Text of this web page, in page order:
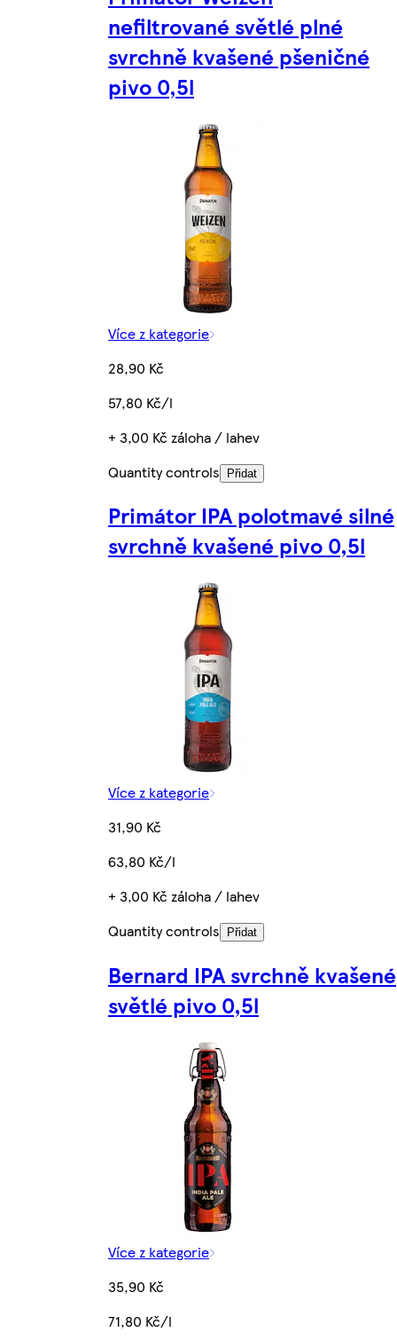
nefiltrované světlé plné
svrchně kvašené pšeničné
pivo 0,5l
Více z kategorie
28,90 Kč
57,80 Kč/l
+ 3,00 Kč záloha / lahev
Quantity controls
Přidat
Primátor IPA polotmavé silné
svrchně kvašené pivo 0,5l
Více z kategorie
31,90 Kč
63,80 Kč/l
+ 3,00 Kč záloha / lahev
Quantity controls
Přidat
Bernard IPA svrchně kvašené
světlé pivo 0,5l
Více z kategorie
35,90 Kč
71,80 Kč/l